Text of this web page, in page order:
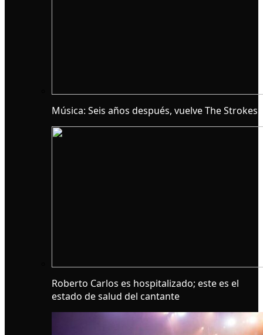
Música: Seis años después, vuelve The Strokes
Roberto Carlos es hospitalizado; este es el
estado de salud del cantante